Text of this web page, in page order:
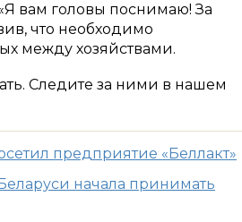
вам головы поснимаю! За
что необходимо
между хозяйствами.
Следите за ними в нашем
предприятие «Беллакт»
начала принимать